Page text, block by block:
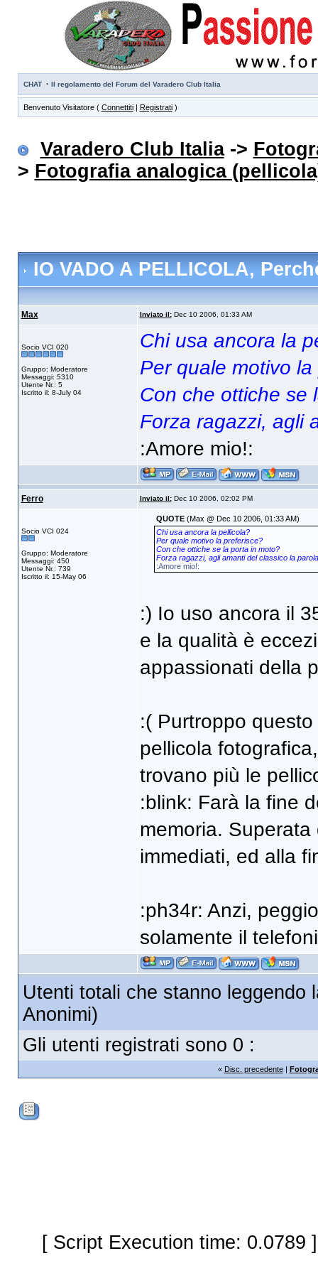
CHAT · Il regolamento del Forum del Varadero Club Italia
Benvenuto Visitatore ( Connettiti| Registrati)
Varadero Club Italia->
> Fotografia analogica
IO VADO A PELLICOLA,
Max Inviato il:Dec 10 2006, 01:33 AM
Socio VCI 020
Gruppo: Moderatore
Messaggi: 5310
Utente Nr.: 5
Iscritto il: 8-July 04
Chi usa ancora la
Per quale motivo
Con che ottiche se
Forza ragazzi, agli
:Amore mio!:
Ferro Inviato il:Dec 10 2006, 02:02 PM
Socio VCI 024
Gruppo: Moderatore
Messaggi: 450
Utente Nr.: 739
Iscritto il: 15-May 06
QUOTE(Max @ Dec 10 2006, 01:33 AM)
Chi usa ancora la pellicola?
Per quale motivo la preferisce?
Con che ottiche se la porta in moto?
Forza ragazzi, agli amanti del classico la
:Amore mio!:
:) Io uso ancora il
e la qualità è
appassionati della
:( Purtroppo
pellicola
trovano più le
:blink: Farà la fine
memoria.
immediati, ed alla
:ph34r: Anzi,
solamente il
Utenti totali che stanno leggendo
Anonimi)
Gli utenti registrati sono 0 :
« Disc. precedente|
[ Script Execution time: